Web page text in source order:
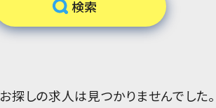
お探しの求人は見つかりませんでした。